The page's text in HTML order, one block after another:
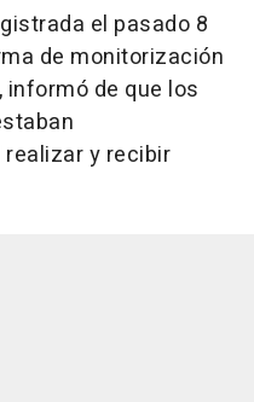
el pasado 8
de monitorización
de que los
y recibir